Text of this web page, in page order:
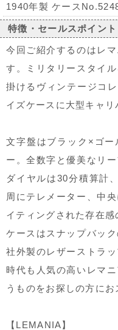
1940年製 ケース
特徴・セールスポイント
今回ご紹介するのはレ
す。ミリタリースタイ
掛けるヴィンテージコ
イズケースに大型キャリ
文字盤はブラック×ゴー
ー。全数字と優美なリ
ダイヤルは30分積算計
周にテレメーター、中
イティングされた存在
ケースはスナップバッ
社外製のレザーストラ
時代も人気の高いレマ
うものをお探しの方にお
【LEMANIA】